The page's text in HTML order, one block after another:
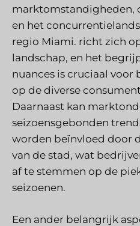
marktomstandigheden,
en het
regio Miami. richt zich
landschap, en het
nuances is cruciaal
op de diverse
Daarnaast kan
seizoensgebonden
worden beïnvloed door
van de stad, wat
af te stemmen op de
seizoenen.
Een ander belangrijk